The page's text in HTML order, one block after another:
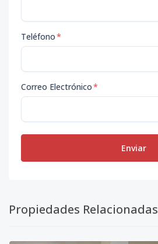
Teléfono*
Correo Electrónico*
Enviar
Propiedades Relacionadas